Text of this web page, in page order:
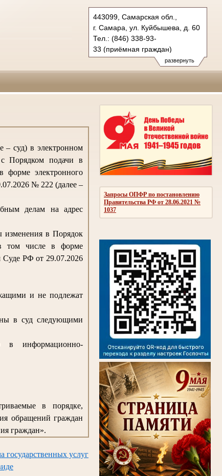
развернуть
443099, Самарская обл.,
г. Самара, ул. Куйбышева, д. 60
Тел.: (846) 338-93-
33 (приёмная граждан)
oblsud.sam@sudrf.ru
Запросы ОПФР по постановлению
Правительства РФ от 28.06.2021 №
1037
– суд) в электронном
с Порядком подачи в
форме электронного
№ 222 (далее –
делам на адрес
изменения в Порядок
том числе в форме
Суде РФ от 29.07.2026
и не подлежат
в суд следующими
в информационно-
в порядке,
обращений граждан
граждан».
государственных услуг